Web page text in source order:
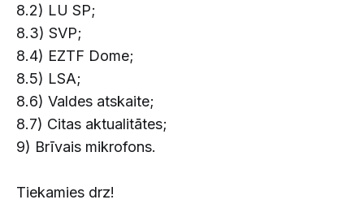
8.2) LU SP;
8.3) SVP;
8.4) EZTF Dome;
8.5) LSA;
8.6) Valdes atskaite;
8.7) Citas aktualitātes;
9) Brīvais mikrofons.
Tiekamies drz!